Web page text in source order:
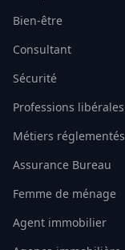
Bien-être
Consultant
Sécurité
Professions libérales
Métiers réglementés
Assurance Bureau
Femme de ménage
Agent immobilier